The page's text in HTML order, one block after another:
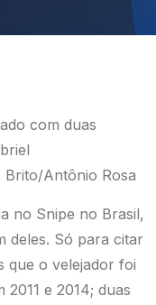
com duas
Brito/Antônio Rosa
no Snipe no Brasil,
deles. Só para citar
que o velejador foi
e 2014; duas